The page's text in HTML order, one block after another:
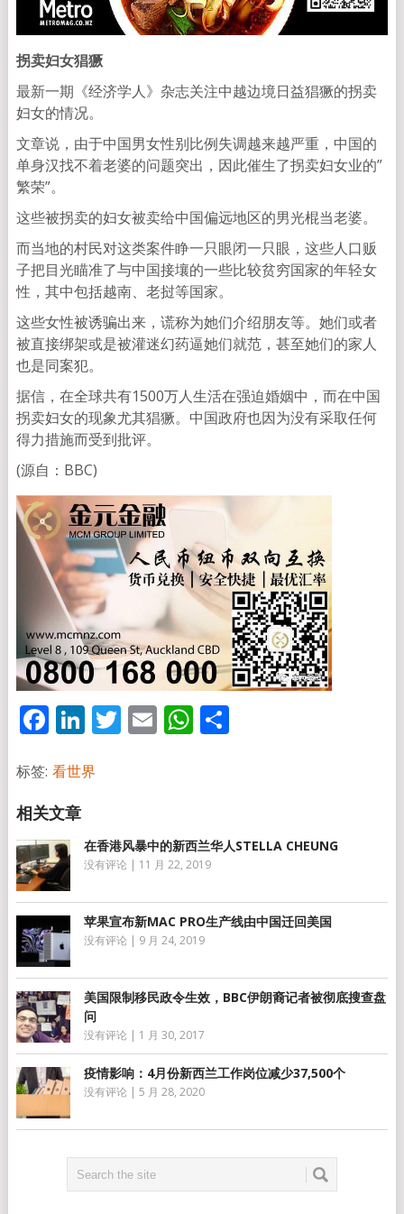
拐卖妇女猖獗
最新一期《经济学人》杂志关注中越边境日益猖獗的拐卖
妇女的情况。
文章说，由于中国男女性别比例失调越来越严重，中国的
单身汉找不着老婆的问题突出，因此催生了拐卖妇女业的”
繁荣”。
这些被拐卖的妇女被卖给中国偏远地区的男光棍当老婆。
而当地的村民对这类案件睁一只眼闭一只眼，这些人口贩
子把目光瞄准了与中国接壤的一些比较贫穷国家的年轻女
性，其中包括越南、老挝等国家。
这些女性被诱骗出来，谎称为她们介绍朋友等。她们或者
被直接绑架或是被灌迷幻药逼她们就范，甚至她们的家人
也是同案犯。
据信，在全球共有1500万人生活在强迫婚姻中，而在中国
拐卖妇女的现象尤其猖獗。中国政府也因为没有采取任何
得力措施而受到批评。
(源自：BBC)
Facebook
LinkedIn
Twitter
EmailWhatsApp
分
标签: 看世界
在香港风暴中的新西兰华人STELLA CHEUNG
没有评论 | 11 月 22, 2019
苹果宣布新MAC PRO生产线由中国迁回美国
没有评论 | 9 月 24, 2019
美国限制移民政令生效，BBC伊朗裔记者被彻底搜查盘
问
没有评论 | 1 月 30, 2017
疫情影响：4月份新西兰工作岗位减少37,500个
没有评论 | 5 月 28, 2020